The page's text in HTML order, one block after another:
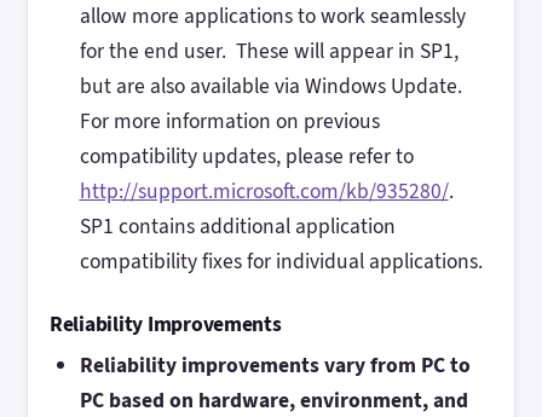
allow more applications to work seamlessly
for the end user. These will appear in SP1,
but are also available via Windows Update.
For more information on previous
compatibility updates, please refer to
http://support.microsoft.com/kb/935280/.
SP1 contains additional application
compatibility fixes for individual applications.
Reliability Improvements
Reliability improvements vary from PC to
PC based on hardware, environment, and